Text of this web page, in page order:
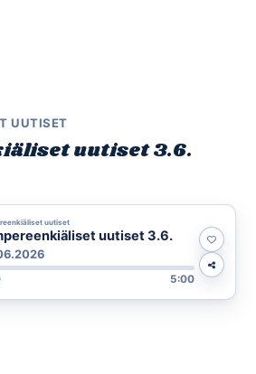
UUTISET
uutiset 3.6.
uutiset
uutiset 3.6.
5:00